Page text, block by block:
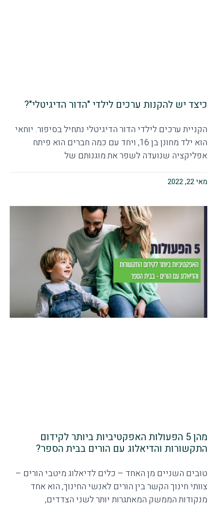
כיצד יש להקנות ערכים לילדי "הדור הדיגיטלי"?
הקניית ערכים לילדי הדור הדיגיטלי נתחיל בסיפור. יוחאי
הוא ילד מחונן בן 16, ויחד עם כמה חברים הוא פיתח
אפליקציה שנועדה לשפר את מוגנותם של
מאי 22, 2022
מהן 5 הפעולות האפקטיביות ביותר לקידום
התקשורות והדיאלוג עם הורים בבית הספר?
טובים השניים מן האחד – כלים לדיאלוג מיטבי הורים –
צוותי חינוך הקשר בין הורים לאנשי החינוך, הוא אחד
מנקודות הממשק המאתגרות יותר לשני הצדדים,